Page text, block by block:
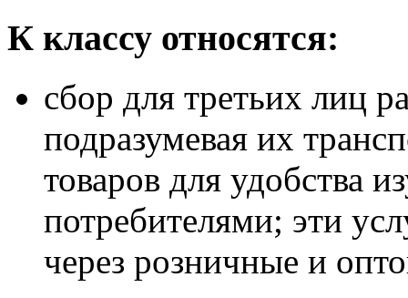
К классу относятся:
сбор для третьих лиц
подразумевая их
товаров для удобства
потребителями; эти
через розничные и